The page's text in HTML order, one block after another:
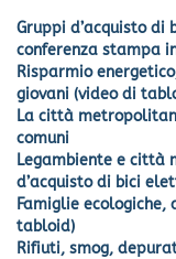
Gruppi d’acquisto
conferenza stampa
Risparmio
giovani (video di
La città
comuni
Legambiente e città
d’acquisto di bici
Famiglie ecologiche,
tabloid)
Rifiuti, smog,